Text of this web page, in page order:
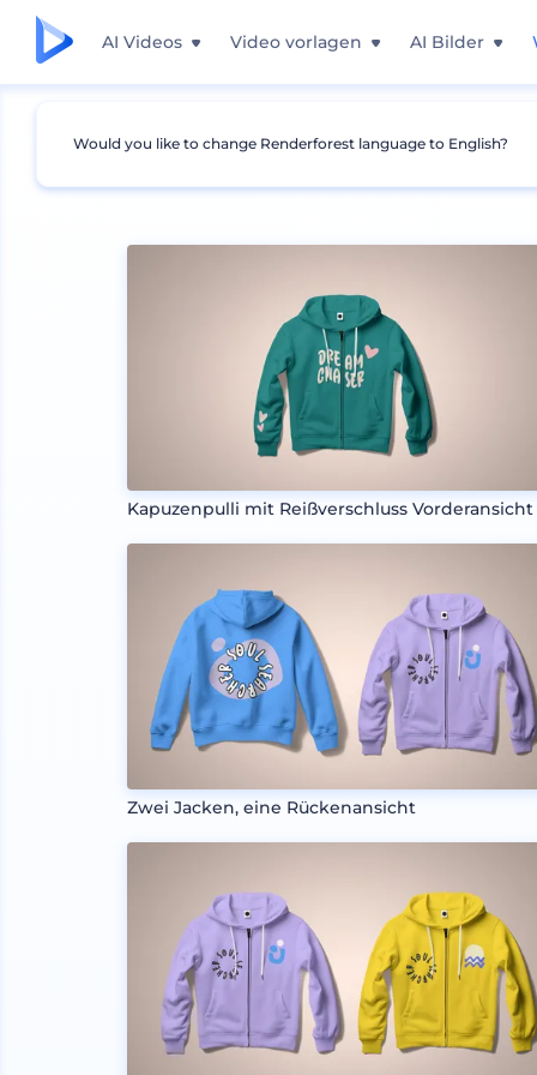
AI Videos Video vorlagen AI Bilder
Mockups Bekleidung Kapuzenpulli Mockup
Kapuzenpulli mit Reißverschluss Vorderansicht
Zwei Jacken, eine Rückenansicht
Would you like to change Renderforest language to English?